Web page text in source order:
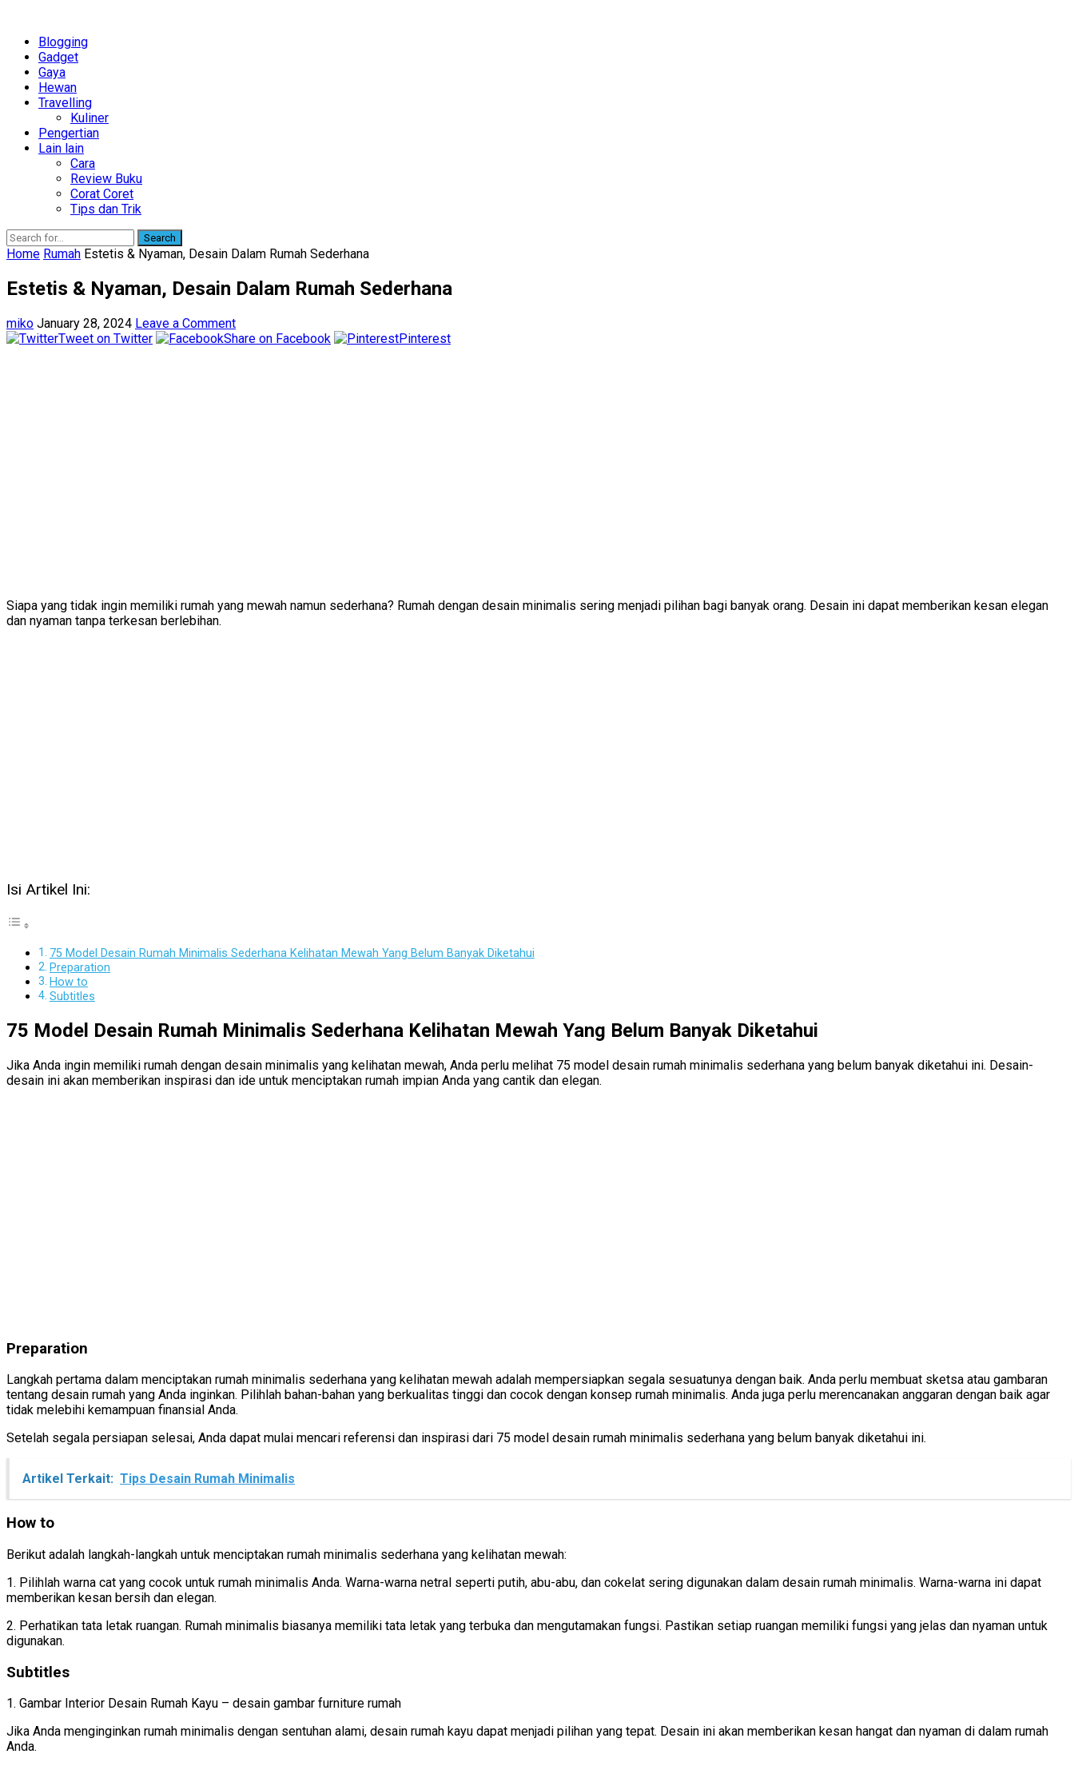
Blogging
Gadget
Gaya
Hewan
Travelling
Kuliner
Pengertian
Lain lain
Cara
Review Buku
Corat Coret
Tips dan Trik
Search
Home Rumah Estetis & Nyaman, Desain Dalam Rumah Sederhana
Estetis & Nyaman, Desain Dalam Rumah Sederhana
miko January 28, 2024 Leave a Comment
Tweet on Twitter
Share on Facebook Pinterest
Siapa yang tidak ingin memiliki rumah yang mewah namun sederhana? Rumah dengan desain minimalis sering menjadi pilihan bagi banyak orang. Desain ini dapat memberikan kesan elegan
dan nyaman tanpa terkesan berlebihan.
Isi Artikel Ini:
75 Model Desain Rumah Minimalis Sederhana Kelihatan Mewah Yang Belum Banyak Diketahui
Preparation
How to
Subtitles
75 Model Desain Rumah Minimalis Sederhana Kelihatan Mewah Yang Belum Banyak Diketahui
Jika Anda ingin memiliki rumah dengan desain minimalis yang kelihatan mewah, Anda perlu melihat 75 model desain rumah minimalis sederhana yang belum banyak diketahui ini. Desain-
desain ini akan memberikan inspirasi dan ide untuk menciptakan rumah impian Anda yang cantik dan elegan.
Preparation
Langkah pertama dalam menciptakan rumah minimalis sederhana yang kelihatan mewah adalah mempersiapkan segala sesuatunya dengan baik. Anda perlu membuat sketsa atau gambaran
tentang desain rumah yang Anda inginkan. Pilihlah bahan-bahan yang berkualitas tinggi dan cocok dengan konsep rumah minimalis. Anda juga perlu merencanakan anggaran dengan baik agar
tidak melebihi kemampuan finansial Anda.
Setelah segala persiapan selesai, Anda dapat mulai mencari referensi dan inspirasi dari 75 model desain rumah minimalis sederhana yang belum banyak diketahui ini.
Artikel Terkait: Tips Desain Rumah Minimalis
How to
Berikut adalah langkah-langkah untuk menciptakan rumah minimalis sederhana yang kelihatan mewah:
1. Pilihlah warna cat yang cocok untuk rumah minimalis Anda. Warna-warna netral seperti putih, abu-abu, dan cokelat sering digunakan dalam desain rumah minimalis. Warna-warna ini dapat
memberikan kesan bersih dan elegan.
2. Perhatikan tata letak ruangan. Rumah minimalis biasanya memiliki tata letak yang terbuka dan mengutamakan fungsi. Pastikan setiap ruangan memiliki fungsi yang jelas dan nyaman untuk
digunakan.
Subtitles
1. Gambar Interior Desain Rumah Kayu – desain gambar furniture rumah
Jika Anda menginginkan rumah minimalis dengan sentuhan alami, desain rumah kayu dapat menjadi pilihan yang tepat. Desain ini akan memberikan kesan hangat dan nyaman di dalam rumah
Anda.